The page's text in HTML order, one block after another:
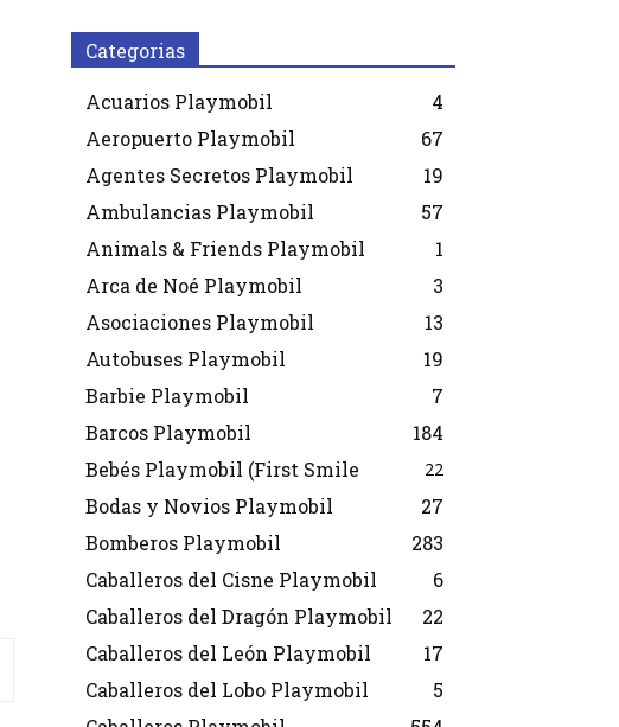
Categorias
Acuarios Playmobil
4
Aeropuerto Playmobil
67
Agentes Secretos Playmobil
19
Ambulancias Playmobil
57
Animals & Friends Playmobil
1
Arca de Noé Playmobil
3
Asociaciones Playmobil
13
Autobuses Playmobil
19
Barbie Playmobil
7
Barcos Playmobil
184
Bebés Playmobil (First Smile
22
Bodas y Novios Playmobil
27
Bomberos Playmobil
283
Caballeros del Cisne Playmobil
6
Caballeros del Dragón Playmobil
22
Caballeros del León Playmobil
17
Caballeros del Lobo Playmobil
5